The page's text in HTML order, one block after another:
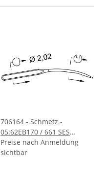
706164 - Schmetz -
05:62EB170 / 661 SES
Nadeldicke: 70 / Preis pro
Karte á 10 Nadeln
Preise nach Anmeldung
sichtbar